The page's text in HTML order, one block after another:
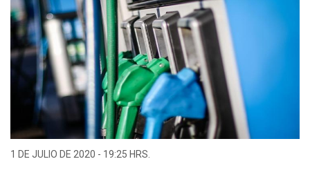
1 DE JULIO DE 2020 - 19:25 HRS.